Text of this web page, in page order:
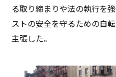
る取り締まりや法の執行を
ストの安全を守るための自
主張した。